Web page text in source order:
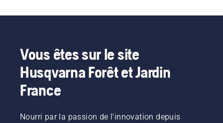
responsable
produit
pour les
machines
portatives
batterie
à plein
régime,
tout en
conservant
le couple
pour
clients
de
partager
batterie
fatigue
lors de
l'utilisation,
ce qui
travailler
aux
produits
alimentés
par
est
Vous êtes sur le site
Husqvarna Forêt et Jardin
France
Nourri par la passion de l'innovation depuis